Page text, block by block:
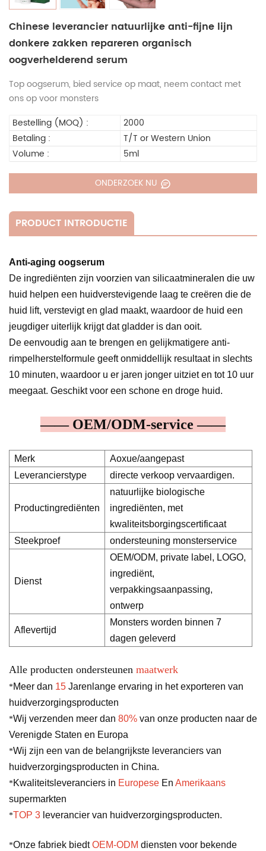
Chinese leverancier natuurlijke anti-fijne lijn
donkere zakken repareren organisch
oogverhelderend serum
Top oogserum, bied service op maat, neem contact met
ons op voor monsters
Bestelling (MOQ) :
2000
Betaling :
T/T or Western Union
Volume :
5ml
ONDERZOEK NU
PRODUCT INTRODUCTIE
Anti-aging oogserum
De ingrediënten zijn voorzien van silicaatmineralen die uw
huid helpen een huidverstevigende laag te creëren die de
huid lift, verstevigt en glad maakt, waardoor de huid een
jeugdiger uiterlijk krijgt dat gladder is dan ooit.
De eenvoudig aan te brengen en gelijkmatigere anti-
rimpelherstelformule geeft onmiddellijk resultaat in slechts
10 minuten, waardoor u er jaren jonger uitziet en tot 10 uur
meegaat. Geschikt voor een schone en droge huid.
—— OEM/ODM-service ——
Merk
Aoxue/aangepast
Leverancierstype
directe verkoop vervaardigen.
Productingrediënten
natuurlijke biologische
ingrediënten, met
kwaliteitsborgingscertificaat
Steekproef
ondersteuning monsterservice
Dienst
OEM/ODM, private label, LOGO,
ingrediënt,
verpakkingsaanpassing,
ontwerp
Aflevertijd
Monsters worden binnen 7
dagen geleverd
Alle producten ondersteunen maatwerk
*Meer dan 15 Jarenlange ervaring in het exporteren van
huidverzorgingsproducten
*Wij verzenden meer dan 80% van onze producten naar de
Verenigde Staten en Europa
*Wij zijn een van de belangrijkste leveranciers van
huidverzorgingsproducten in China.
*Kwaliteitsleveranciers in Europese En Amerikaans
supermarkten
*TOP 3 leverancier van huidverzorgingsproducten.
*Onze fabriek biedtOEM-ODM diensten voor bekende